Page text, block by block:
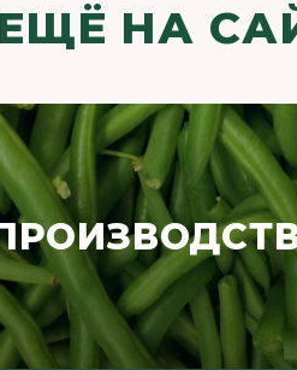
ЕЩЁ НА